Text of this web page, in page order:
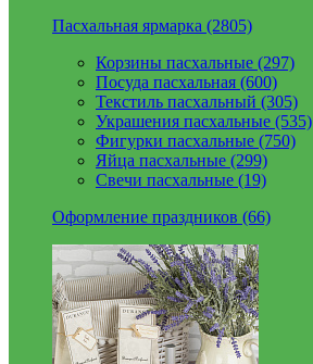
Пасхальная ярмарка (2805)
Корзины пасхальные (297)
Посуда пасхальная (600)
Текстиль пасхальный (305)
Украшения пасхальные (535)
Фигурки пасхальные (750)
Яйца пасхальные (299)
Свечи пасхальные (19)
Оформление праздников (66)